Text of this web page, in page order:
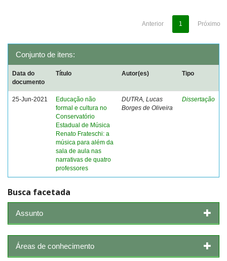
Anterior 1 Próximo
Conjunto de itens:
Data do
documento
Título Autor(es) Tipo
25-Jun-2021
Educação não
formal e cultura no
Conservatório
Estadual de Música
Renato Frateschi: a
música para além da
sala de aula nas
narrativas de quatro
professores
DUTRA, Lucas
Borges de Oliveira
Dissertação
Busca facetada
Assunto
Áreas de conhecimento